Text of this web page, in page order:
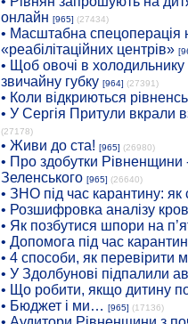
онлайн [965] (27434)
• Масштабна спецоперація
«реабілітаційних центрів»
• Щоб овочі в холодильнику
звичайну губку [964] (27391)
• Коли відкриються
• У Сергія Притули вкрали
(27178)
• Живи до ста! [965] (26980)
• Про здобутки
Зеленського [965] (26640)
• ЗНО під час карантину: як
• Розшифровка аналізу
• Як позбутися шпори на
• Допомога під час
• 4 способи, як перевірити
• У Здолбунові підпалили
• Що робити, якщо дитину
• Бюджет і ми… [965] (17136)